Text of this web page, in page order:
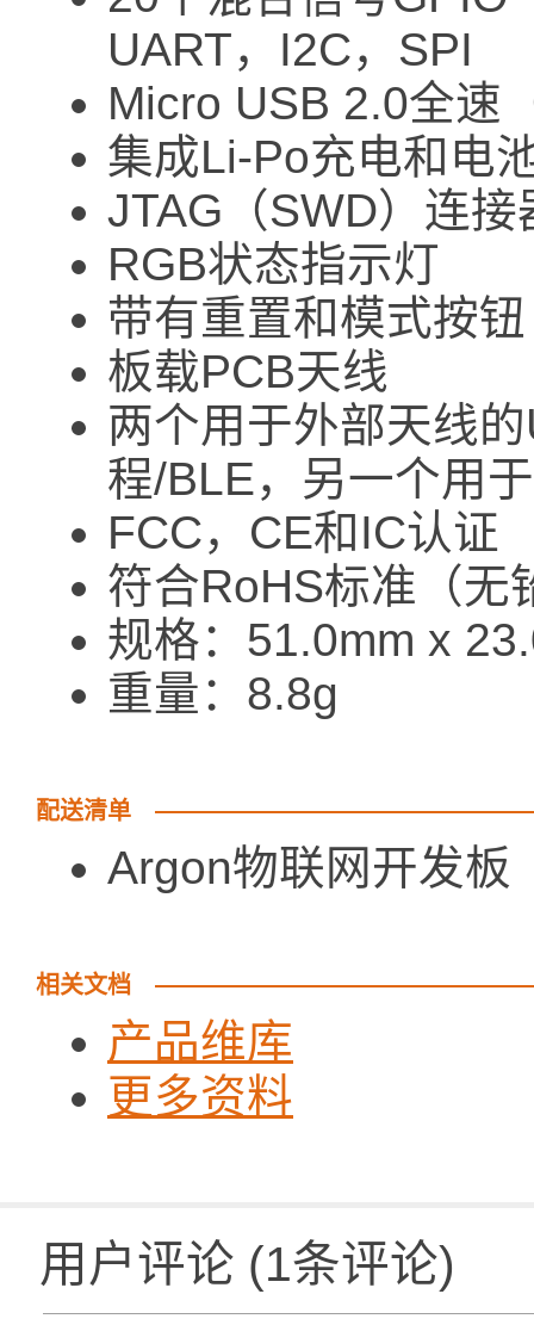
UART，I2C，SPI
Micro USB 2.0全速
集成Li-Po充电和电
JTAG（SWD）连接
RGB状态指示灯
带有重置和模式按钮
板载PCB天线
两个用于外部天线
程/BLE，另一个用
FCC，CE和IC认证
符合RoHS标准（无
规格：51.0mm x
重量：
配送清单
Argon物联
相关文档
产品维库
更多资料
用户评论 (1条评论)